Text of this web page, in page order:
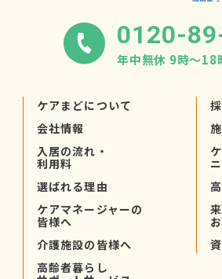
0120-
年中無休 9時〜18
ケアまどについて
会社情報
入居の流れ・
利用料
選ばれる理由
ケアマネージャーの
皆様へ
介護施設の皆様へ
高齢者暮らし